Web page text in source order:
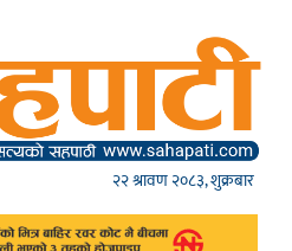
२२ श्रावण २०८३, शुक्रबार